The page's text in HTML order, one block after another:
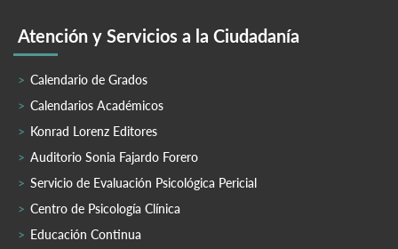
Atención y Servicios a la Ciudadanía
Calendario de Grados
Calendarios Académicos
Konrad Lorenz Editores
Auditorio Sonia Fajardo Forero
Servicio de Evaluación Psicológica Pericial
Centro de Psicología Clínica
Educación Continua